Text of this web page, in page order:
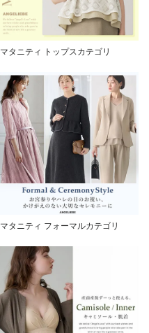
マタニティ トップスカテゴリ
マタニティ フォーマルカテゴリ